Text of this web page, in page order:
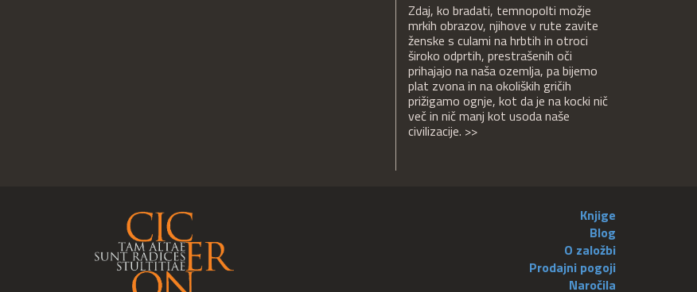
Zdaj, ko bradati, temnopolti možje
mrkih obrazov, njihove v rute zavite
ženske s culami na hrbtih in otroci
široko odprtih, prestrašenih oči
prihajajo na naša ozemlja, pa bijemo
plat zvona in na okoliških gričih
prižigamo ognje, kot da je na kocki nič
več in nič manj kot usoda naše
civilizacije. >>
Knjige
Blog
O založbi
Prodajni pogoji
Naročila